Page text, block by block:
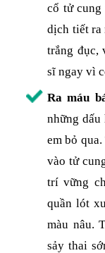
cổ tử cung
dịch tiết ra
trắng đục,
sĩ ngay vì
Ra máu
những dấu
em bỏ
vào tử
trí vững
quần lót
màu nâu.
sảy thai